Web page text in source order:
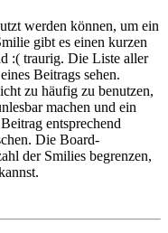
werden können, um ein
gibt es einen kurzen
:( traurig. Die Liste aller
Beitrags sehen.
zu häufig zu benutzen,
machen und ein
entsprechend
Die Board-
der Smilies begrenzen,